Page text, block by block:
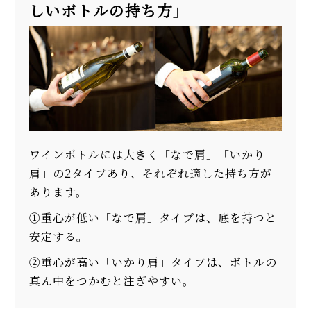
しいボトルの持ち方」
ワインボトルには大きく「なで肩」「いかり
肩」の2タイプあり、それぞれ適した持ち方が
あります。
①重心が低い「なで肩」タイプは、底を持つと
安定する。
②重心が高い「いかり肩」タイプは、ボトルの
真ん中をつかむと注ぎやすい。